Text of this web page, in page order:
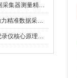
提升GL840-M数据采集器测量精度的操作秘籍
数据采集仪如何助力精准数据采集与分析？​
GL980电压温度记录仪核心原理及行业应用